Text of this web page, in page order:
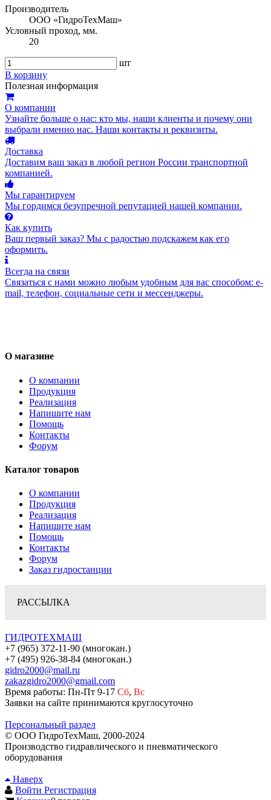
Производитель
ООО «ГидроТехМаш»
Условный проход, мм.
20
шт
В корзину
Полезная информация
О компании
Узнайте больше о нас: кто мы, наши клиенты и почему они
выбрали именно нас. Наши контакты и реквизиты.
Доставка
Доставим ваш заказ в любой регион России транспортной
компанией.
Мы гарантируем
Мы гордимся безупречной репутацией нашей компании.
Как купить
Ваш первый заказ? Мы с радостью подскажем как его
оформить.
Всегда на связи
Связаться с нами можно любым удобным для вас способом: e-
mail, телефон, социальные сети и мессенджеры.
О магазине
О компании
Продукция
Реализация
Напишите нам
Помощь
Контакты
Форум
Каталог товаров
О компании
Продукция
Реализация
Напишите нам
Помощь
Контакты
Форум
Заказ гидростанции
РАССЫЛКА
ГИДРОТЕХМАШ
+7 (965) 372-11-90 (многокан.)
+7 (495) 926-38-84 (многокан.)
gidro2000@mail.ru
zakazgidro2000@gmail.com
Время работы: Пн-Пт 9-17 Сб, Вс
Заявки на сайте принимаются круглосуточно
Персональный раздел
© ООО ГидроТехМаш, 2000-2024
Производство гидравлического и пневматического
оборудования
Наверх
Войти Регистрация